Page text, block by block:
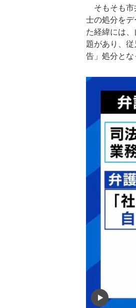
そもそも市
士の処分を
た経緯には
題があり、
告」処分とな